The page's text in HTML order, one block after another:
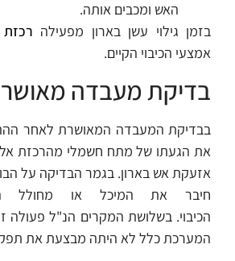
האש ומכבים אותה.
בזמן גילוי עשן בארון מפעילה רכזת
אמצעי הכיבוי הקיים.
בדיקת מעבדה
בבדיקת המעבדה המאושרת לאחר
את הגעתו של מתח חשמלי מהרכזת אל
אזעקת אש בארון. בגמר הבדיקה על
חיבר את המיכל או מחולל
הכיבוי. בשלושת המקרים הנ"ל פעולה
המערכת כלל לא היתה מבצעת את